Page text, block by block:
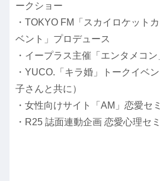
ークショー
・TOKYO FM「スカイロケット
ベント」プロデュース
・イープラス主催「エンタメコン
・YUCO.「キラ婚」トークイベ
子さんと共に）
・女性向けサイト「AM」恋愛セ
・R25 誌面連動企画 恋愛心理